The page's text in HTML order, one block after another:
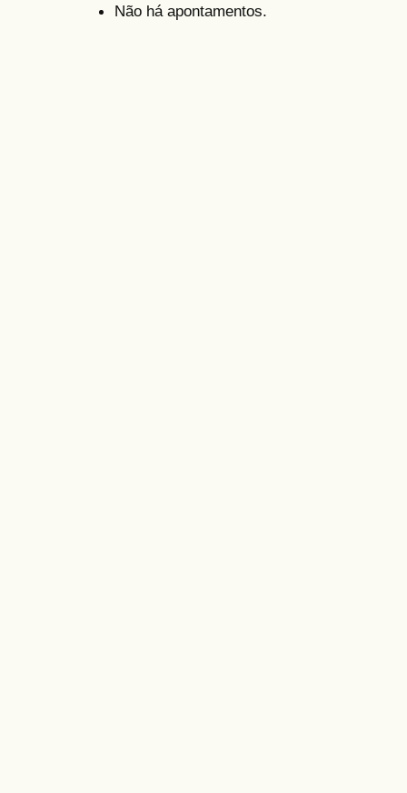
Não há apontamentos.